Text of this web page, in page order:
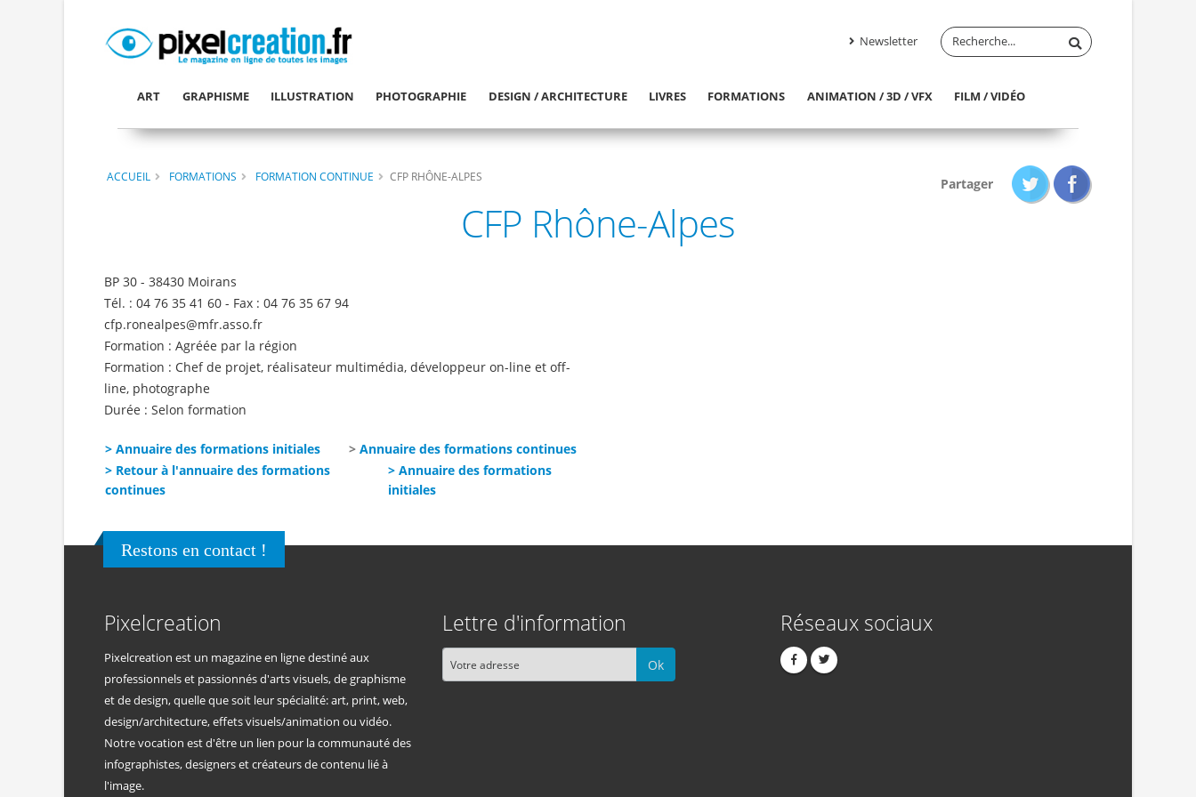
Newsletter
ART GRAPHISME ILLUSTRATION PHOTOGRAPHIE DESIGN / ARCHITECTURE LIVRES FORMATIONS ANIMATION / 3D / VFX FILM / VIDÉO
ACCUEIL FORMATIONS FORMATION CONTINUE CFP RHÔNE-ALPES Partager
CFP Rhône-Alpes
BP 30 - 38430 Moirans
Tél. : 04 76 35 41 60 - Fax : 04 76 35 67 94
cfp.ronealpes@mfr.asso.fr
Formation : Agréée par la région
Formation : Chef de projet, réalisateur multimédia, développeur on-line et off-
line, photographe
Durée : Selon formation
> Annuaire des formations initiales > Annuaire des formations continues
> Retour à l'annuaire des formations
continues
> Annuaire des formations
initiales
Restons en contact !
Pixelcreation
Pixelcreation est un magazine en ligne destiné aux
professionnels et passionnés d'arts visuels, de graphisme
et de design, quelle que soit leur spécialité: art, print, web,
design/architecture, effets visuels/animation ou vidéo.
Notre vocation est d'être un lien pour la communauté des
infographistes, designers et créateurs de contenu lié à
l'image.
Lettre d'information
Ok
Réseaux sociaux